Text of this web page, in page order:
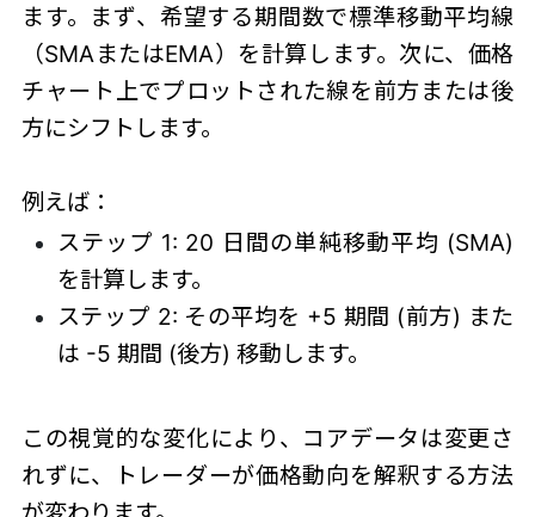
ます。まず、希望する期間数で標準移動平均線
（SMAまたはEMA）を計算します。次に、価格
チャート上でプロットされた線を前方または後
方にシフトします。
例えば：
ステップ 1: 20 日間の単純移動平均 (SMA)
を計算します。
ステップ 2: その平均を +5 期間 (前方) また
は -5 期間 (後方) 移動します。
この視覚的な変化により、コアデータは変更さ
れずに、トレーダーが価格動向を解釈する方法